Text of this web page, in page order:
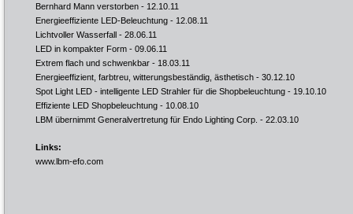
Bernhard Mann verstorben - 12.10.11
Energieeffiziente LED-Beleuchtung - 12.08.11
Lichtvoller Wasserfall - 28.06.11
LED in kompakter Form - 09.06.11
Extrem flach und schwenkbar - 18.03.11
Energieeffizient, farbtreu, witterungsbeständig, ästhetisch - 30.12.10
Spot Light LED - intelligente LED Strahler für die Shopbeleuchtung - 19.10.10
Effiziente LED Shopbeleuchtung - 10.08.10
LBM übernimmt Generalvertretung für Endo Lighting Corp. - 22.03.10
Links:
www.lbm-efo.com